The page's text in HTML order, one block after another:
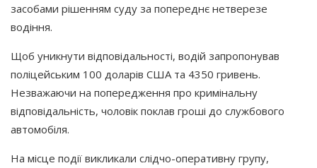
засобами рішенням суду за попереднє нетверезе
водіння.
Щоб уникнути відповідальності, водій запропонував
поліцейським 100 доларів США та 4350 гривень.
Незважаючи на попередження про кримінальну
відповідальність, чоловік поклав гроші до службового
автомобіля.
На місце події викликали слідчо-оперативну групу,